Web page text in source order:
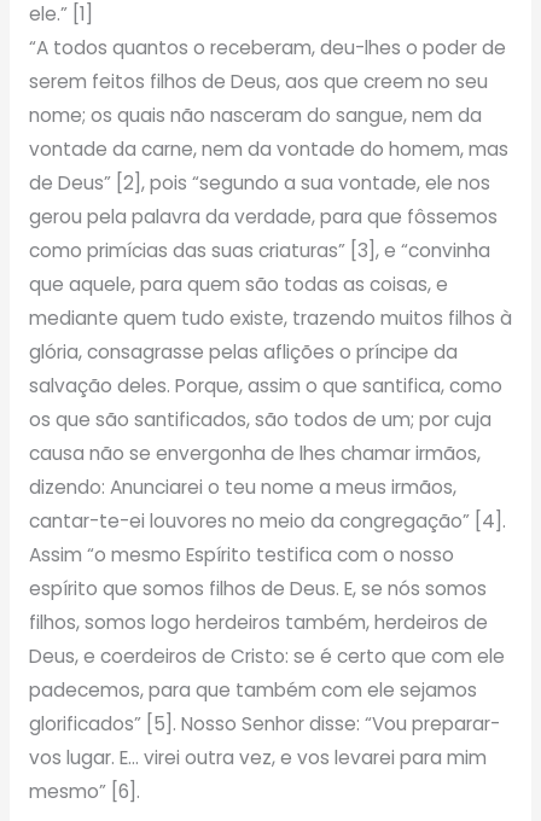
ele.” [1]
“A todos quantos o receberam, deu-lhes o poder de
serem feitos filhos de Deus, aos que creem no seu
nome; os quais não nasceram do sangue, nem da
vontade da carne, nem da vontade do homem, mas
de Deus” [2], pois “segundo a sua vontade, ele nos
gerou pela palavra da verdade, para que fôssemos
como primícias das suas criaturas” [3], e “convinha
que aquele, para quem são todas as coisas, e
mediante quem tudo existe, trazendo muitos filhos à
glória, consagrasse pelas aflições o príncipe da
salvação deles. Porque, assim o que santifica, como
os que são santificados, são todos de um; por cuja
causa não se envergonha de lhes chamar irmãos,
dizendo: Anunciarei o teu nome a meus irmãos,
cantar-te-ei louvores no meio da congregação” [4].
Assim “o mesmo Espírito testifica com o nosso
espírito que somos filhos de Deus. E, se nós somos
filhos, somos logo herdeiros também, herdeiros de
Deus, e coerdeiros de Cristo: se é certo que com ele
padecemos, para que também com ele sejamos
glorificados” [5]. Nosso Senhor disse: “Vou preparar-
vos lugar. E… virei outra vez, e vos levarei para mim
mesmo” [6].